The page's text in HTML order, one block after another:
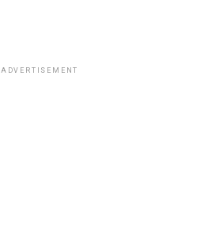
ADVERTISEMENT